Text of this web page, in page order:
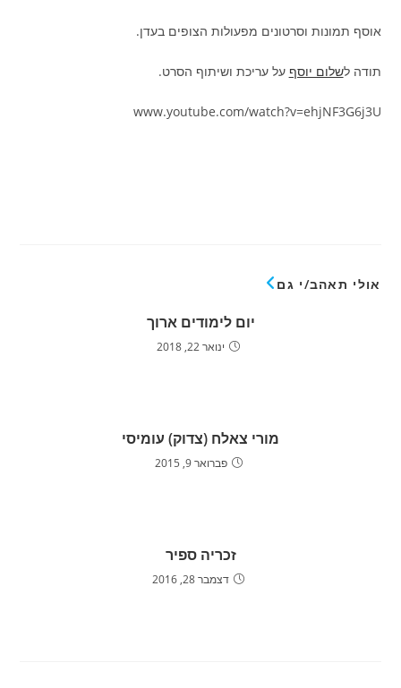
אוסף תמונות וסרטונים מפעולות הצופים בעדן.
תודה לשלום יוסף על עריכת ושיתוף הסרט.
www.youtube.com/watch?v=ehjNF3G6j3U
אולי תאהב/י גם
יום לימודים ארוך
ינואר 22, 2018
מורי צאלח (צדוק) עומיסי
פברואר 9, 2015
זכריה ספיר
דצמבר 28, 2016